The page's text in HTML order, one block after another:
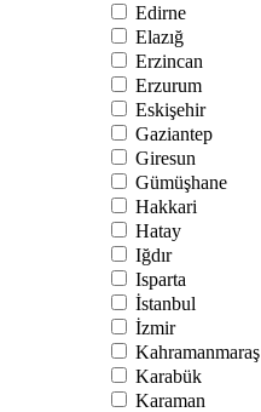
Edirne
Elazığ
Erzincan
Erzurum
Eskişehir
Gaziantep
Giresun
Gümüşhane
Hakkari
Hatay
Iğdır
Isparta
İstanbul
İzmir
Kahramanmaraş
Karabük
Karaman